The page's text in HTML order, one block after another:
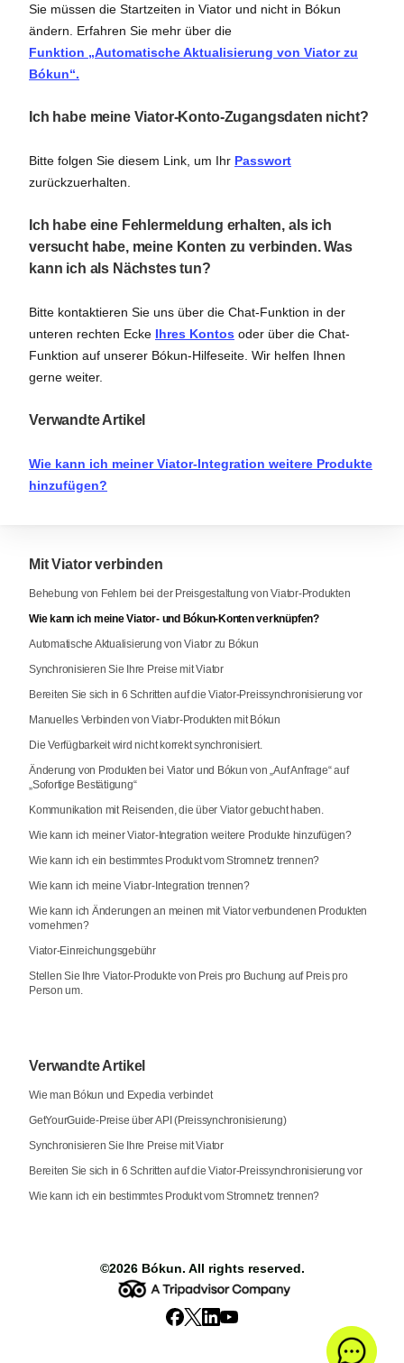
Sie müssen die Startzeiten in Viator und nicht in Bókun
ändern. Erfahren Sie mehr über die
Funktion „Automatische Aktualisierung von Viator zu
Bókun“.
Ich habe meine Viator-Konto-Zugangsdaten nicht?
Bitte folgen Sie diesem Link, um Ihr Passwort
zurückzuerhalten.
Ich habe eine Fehlermeldung erhalten, als ich
versucht habe, meine Konten zu verbinden. Was
kann ich als Nächstes tun?
Bitte kontaktieren Sie uns über die Chat-Funktion in der
unteren rechten Ecke Ihres Kontos oder über die Chat-
Funktion auf unserer Bókun-Hilfeseite. Wir helfen Ihnen
gerne weiter.
Verwandte Artikel
Wie kann ich meiner Viator-Integration weitere Produkte
hinzufügen?
Mit Viator verbinden
Behebung von Fehlern bei der Preisgestaltung von Viator-Produkten
Wie kann ich meine Viator- und Bókun-Konten verknüpfen?
Automatische Aktualisierung von Viator zu Bókun
Synchronisieren Sie Ihre Preise mit Viator
Bereiten Sie sich in 6 Schritten auf die Viator-Preissynchronisierung vor
Manuelles Verbinden von Viator-Produkten mit Bókun
Die Verfügbarkeit wird nicht korrekt synchronisiert.
Änderung von Produkten bei Viator und Bókun von „Auf Anfrage“ auf
„Sofortige Bestätigung“
Kommunikation mit Reisenden, die über Viator gebucht haben.
Wie kann ich meiner Viator-Integration weitere Produkte hinzufügen?
Wie kann ich ein bestimmtes Produkt vom Stromnetz trennen?
Wie kann ich meine Viator-Integration trennen?
Wie kann ich Änderungen an meinen mit Viator verbundenen Produkten
vornehmen?
Viator-Einreichungsgebühr
Stellen Sie Ihre Viator-Produkte von Preis pro Buchung auf Preis pro
Person um.
Verwandte Artikel
Wie man Bókun und Expedia verbindet
GetYourGuide-Preise über API (Preissynchronisierung)
Synchronisieren Sie Ihre Preise mit Viator
Bereiten Sie sich in 6 Schritten auf die Viator-Preissynchronisierung vor
Wie kann ich ein bestimmtes Produkt vom Stromnetz trennen?
©2026 Bókun. All rights reserved.